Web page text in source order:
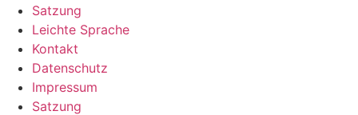
Satzung
Leichte Sprache
Kontakt
Datenschutz
Impressum
Satzung